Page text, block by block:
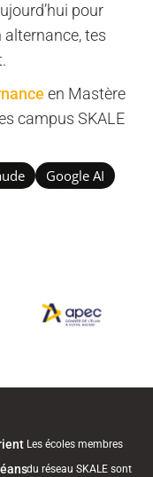
pour
tes
en Mastère
campus SKALE
Google AI
Les écoles membres
du réseau SKALE sont